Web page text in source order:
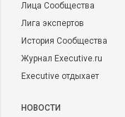
Лица Сообщества
Лига экспертов
История Сообщества
Журнал Executive.ru
Executive отдыхает
НОВОСТИ